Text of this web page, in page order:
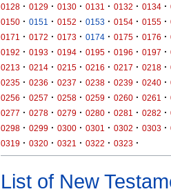
0128 · 0129 · 0130 · 0131 · 0132 · 0134 ·
0150 · 0151 · 0152 · 0153 · 0154 · 0155 ·
0171
· 0172 · 0173 · 0174 · 0175 · 0176 ·
0192 · 0193 · 0194 · 0195 · 0196 · 0197 ·
0213 · 0214 · 0215 · 0216 · 0217 · 0218 ·
0235 · 0236 · 0237 · 0238 · 0239 · 0240 ·
0256 · 0257 · 0258 · 0259 · 0260 · 0261 ·
0277 · 0278 · 0279 · 0280 · 0281 · 0282 ·
0298 · 0299 · 0300 · 0301 · 0302 · 0303 ·
0319 · 0320 · 0321 · 0322 · 0323 ·
List of New